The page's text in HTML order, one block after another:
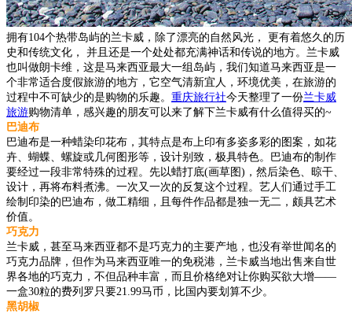
拥有104个热带岛屿的兰卡威，除了漂亮的自然风光， 更有着悠久的历
史和传统文化， 并且还是一个处处都充满神话和传说的地方。兰卡威
也叫做朗卡维，这是马来西亚最大一组岛屿，我们知道马来西亚是一
个非常适合度假旅游的地方，它空气清新宜人，环境优美，在旅游的
过程中不可缺少的是购物的乐趣。 重庆旅行社今天整理了一份兰卡威
旅游购物清单，感兴趣的朋友可以来了解下兰卡威有什么值得买的~
巴迪布
巴迪布是一种蜡染印花布，其特点是布上印有多姿多彩的图案，如花
卉、蝴蝶、螺旋或几何图形等，设计别致，极具特色。巴迪布的制作
要经过一段非常特殊的过程。先以蜡打底(画草图)，然后染色、晾干、
设计，再将布料煮沸。一次又一次的反复这个过程。艺人们通过手工
绘制印染的巴迪布，做工精细，且每件作品都是独一无二，颇具艺术
价值。
巧克力
兰卡威，甚至马来西亚都不是巧克力的主要产地，也没有举世闻名的
巧克力品牌，但作为马来西亚唯一的免税港，兰卡威当地出售来自世
界各地的巧克力，不但品种丰富，而且价格绝对让你购买欲大增——
一盒30粒的费列罗只要21.99马币，比国内要划算不少。
黑胡椒